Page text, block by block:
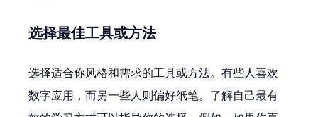
选择最佳工具或方法
选择适合你风格和需求的工具或方法。有些人喜欢
数字应用，而另一些人则偏好纸笔。了解自己最有